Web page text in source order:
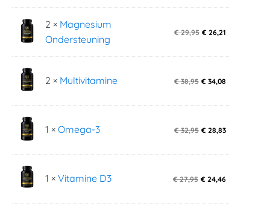
2 × Magnesium
Ondersteuning
€29,95 € 26,21
2 × Multivitamine €38,95 € 34,08
1 × Omega-3 €32,95 € 28,83
1 × Vitamine D3 €27,95 € 24,46